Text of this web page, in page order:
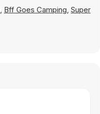
, Bff Goes Camping, Super